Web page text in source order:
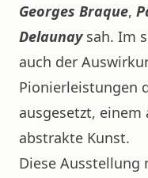
Georges Braque,
Delaunaysah. Im
auch der
Pionierleistungen
ausgesetzt,
abstrakte Kunst.
Diese Ausstellung